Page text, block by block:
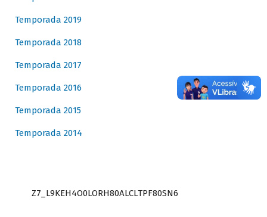
Temporada 2019
Temporada 2018
Temporada 2017
Temporada 2016
Temporada 2015
Temporada 2014
Z7_L9KEH4O0LORH80ALCLTPF80SN6